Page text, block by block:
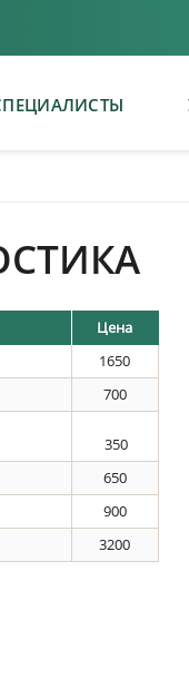
Цена
1650
700
350
650
900
3200